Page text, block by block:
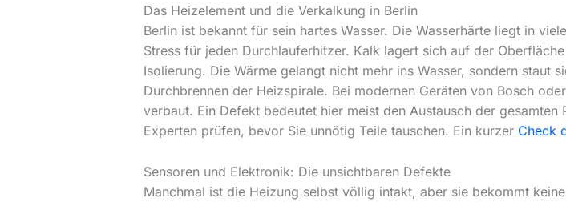
Das Heizelement und die Verkalkung in Berlin
Berlin ist bekannt für sein hartes Wasser. Die Wasserhärte liegt in
Stress für jeden Durchlauferhitzer. Kalk lagert sich auf der
Isolierung. Die Wärme gelangt nicht mehr ins Wasser, sondern staut
Durchbrennen der Heizspirale. Bei modernen Geräten von Bosch
verbaut. Ein Defekt bedeutet hier meist den Austausch der
Experten prüfen, bevor Sie unnötig Teile tauschen. Ein kurzer Check
Sensoren und Elektronik: Die unsichtbaren Defekte
Manchmal ist die Heizung selbst völlig intakt, aber sie bekommt